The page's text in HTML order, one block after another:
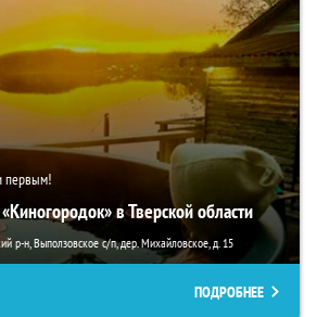
первым!
в Тверской области
р-н, Выползовское с/п, дер. Михайловское, д. 15
ПОДРОБНЕЕ